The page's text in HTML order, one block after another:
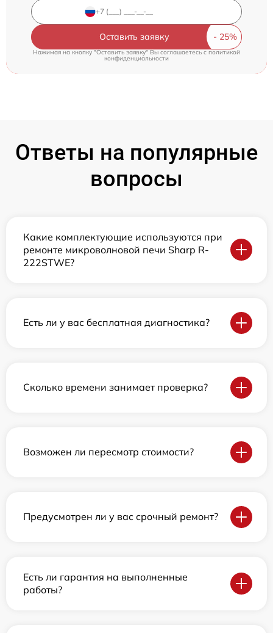
Оставить заявку
Нажимая на кнопку "Оставить заявку" Вы соглашаетесь cполитикой
конфиденциальности
Ответы на популярные
вопросы
Какие комплектующие используются при
ремонте микроволновой печи Sharp R-
222STWE?
Есть ли у вас бесплатная диагностика?
Сколько времени занимает проверка?
Возможен ли пересмотр стоимости?
Предусмотрен ли у вас срочный ремонт?
Есть ли гарантия на выполненные
работы?